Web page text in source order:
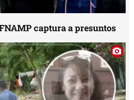
captura a presuntos